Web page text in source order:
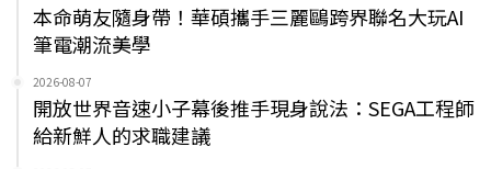
本命萌友隨身帶！華碩攜手三麗鷗跨界聯名大玩AI
筆電潮流美學
2026-08-07
開放世界音速小子幕後推手現身說法：SEGA工程師
給新鮮人的求職建議